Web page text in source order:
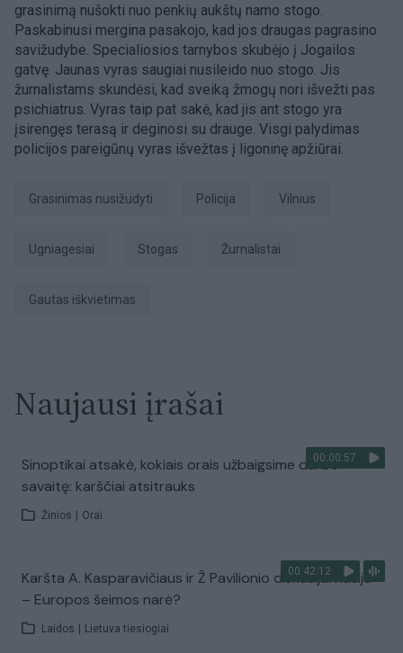
grasinimą nušokti nuo penkių aukštų namo stogo.
Paskabinusi mergina pasakojo, kad jos draugas pagrasino
savižudybe. Specialiosios tarnybos skubėjo į Jogailos
gatvę. Jaunas vyras saugiai nusileido nuo stogo. Jis
žurnalistams skundėsi, kad sveiką žmogų nori išvežti pas
psichiatrus. Vyras taip pat sakė, kad jis ant stogo yra
įsirengęs terasą ir deginosi su drauge. Visgi palydimas
policijos pareigūnų vyras išvežtas į ligoninę apžiūrai.
grasinimas nusižudyti Policija Vilnius
ugniagesiai stogas žurnalistai
gautas iškvietimas
Naujausi įrašai
00:00:57
Sinoptikai atsakė, kokiais orais užbaigsime darbo
savaitę: karščiai atsitrauks
Žinios Orai
00:42:12
Karšta A. Kasparavičiaus ir Ž Pavilionio diskusija: Rusija
– Europos šeimos narė?
Laidos Lietuva tiesiogiai